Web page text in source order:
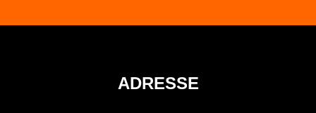
ADRESSE